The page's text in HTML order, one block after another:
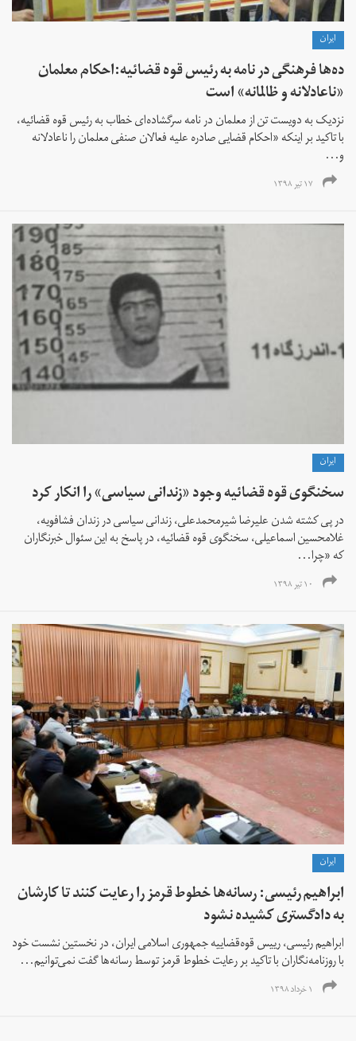
ايران
ده‌ها فرهنگی در نامه به رئیس قوه قضائیه:احکام معلمان
«ناعادلانه و ظالمانه» است
نزدیک به دویست تن از معلمان در نامه سرگشاده‌ای خطاب به رئیس قوه قضائیه،
با تاکید بر اینکه «احکام قضایی صادره علیه فعالان صنفی معلمان را ناعادلانه
و...
۱۷ تیر ۱۳۹۸
ايران
سخنگوی قوه قضائیه وجود «زندانی سیاسی» را انکار کرد
در پی کشته شدن علیرضا شیرمحمدعلی، زندانی سیاسی در زندان فشافویه،
غلامحسین اسماعیلی، سخنگوی قوه قضائیه، در پاسخ به این سئوال خبرنگاران
که «چرا...
۱۰ تیر ۱۳۹۸
ايران
ابراهیم رئیسی:‌ رسانه‌ها خطوط قرمز را رعایت کنند تا کارشان
به دادگستری کشیده نشود
ابراهیم رئیسی،‌ رییس قوه‌قضاییه جمهوری اسلامی ایران، در نخستین نشست خود
با روزنامه‌نگاران با تاکید بر رعایت خطوط قرمز توسط رسانه‌ها گفت نمی‌توانیم...
۱ خرداد ۱۳۹۸